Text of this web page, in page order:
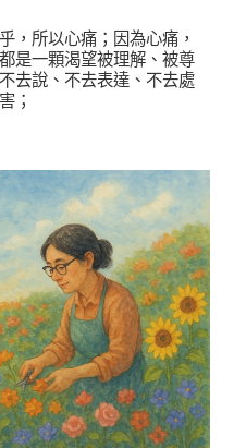
，所以心痛；因為心痛，
是一顆渴望被理解、被尊
去說、不去表達、不去處
；
徵文賞析